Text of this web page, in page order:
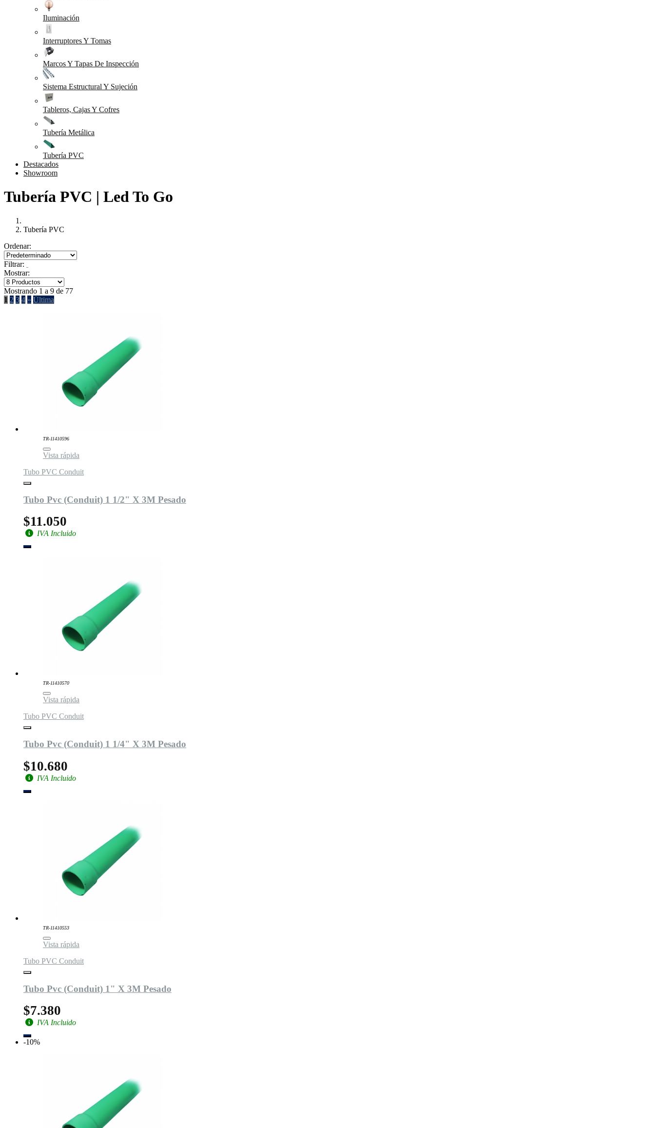
Iluminación
Interruptores Y Tomas
Marcos Y Tapas De Inspección
Sistema Estructural Y Sujeción
Tableros, Cajas Y Cofres
Tubería Metálica
Tubería PVC
Destacados
Showroom
Tubería PVC | Led To Go
Tubería PVC
Ordenar:
Filtrar:
Mostrar:
Mostrando 1 a 9 de 77
1 2 3 4 » Última
TR-11410596
Vista rápida
Tubo PVC Conduit
Tubo Pvc (Conduit) 1 1/2" X 3M Pesado
$11.050
IVA Incluido
TR-11410570
Vista rápida
Tubo PVC Conduit
Tubo Pvc (Conduit) 1 1/4" X 3M Pesado
$10.680
IVA Incluido
TR-11410553
Vista rápida
Tubo PVC Conduit
Tubo Pvc (Conduit) 1" X 3M Pesado
$7.380
IVA Incluido
-10%